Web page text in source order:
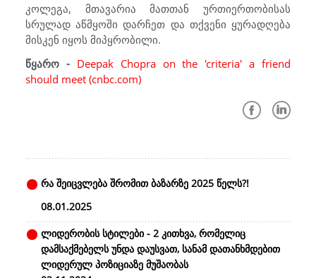
კოლეგა, მთავარია მათთან ურთიერთობისას
სრულად აწმყოში დარჩეთ და თქვენი ყურადღება
მისკენ იყოს მიპყრობილი.
წყარო - Deepak Chopra on the 'criteria' a friend
should meet (cnbc.com)
რა შეიცვლება შრომით ბაზარზე 2025 წელს?!
08.01.2025
ლიდერობის სტილები - 2 კითხვა, რომელიც
დამსაქმებელს უნდა დაუსვათ, სანამ დათანხმდებით
ლიდერულ პოზიციაზე მუშაობას